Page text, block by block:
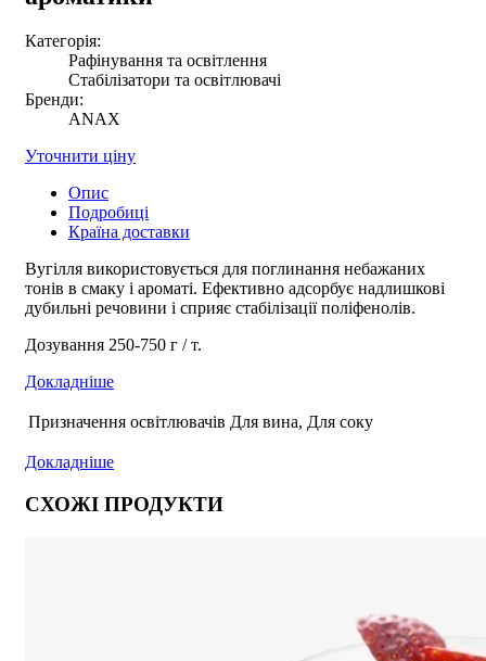
Категорія:
Рафінування та освітлення
Стабілізатори та освітлювачі
Бренди:
ANAX
Уточнити ціну
Опис
Подробиці
Країна доставки
Вугілля використовується для поглинання небажаних
тонів в смаку і ароматі. Ефективно адсорбує надлишкові
дубильні речовини і сприяє стабілізації поліфенолів.
Дозування 250-750 г / т.
Докладніше
Призначення освітлювачів Для вина, Для соку
Докладніше
СХОЖІ ПРОДУКТИ